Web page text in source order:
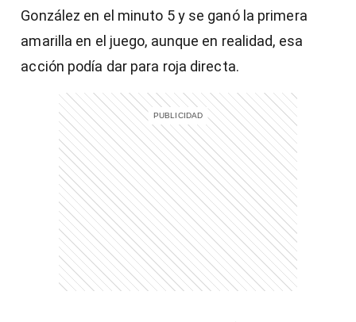
González en el minuto 5 y se ganó la primera
amarilla en el juego, aunque en realidad, esa
acción podía dar para roja directa.